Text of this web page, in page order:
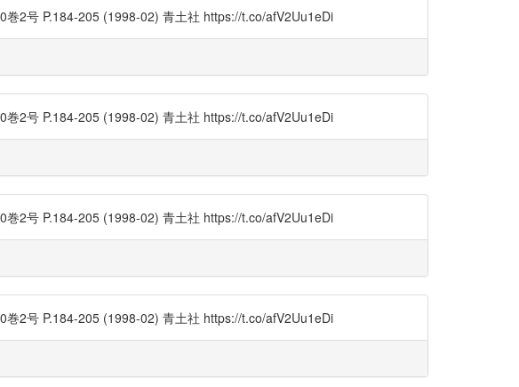
巻2号 P.184-205 (1998-02) 青土社 https://t.co/afV2Uu1eDi
巻2号 P.184-205 (1998-02) 青土社 https://t.co/afV2Uu1eDi
巻2号 P.184-205 (1998-02) 青土社 https://t.co/afV2Uu1eDi
巻2号 P.184-205 (1998-02) 青土社 https://t.co/afV2Uu1eDi